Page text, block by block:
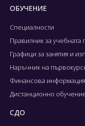
ОБУЧЕНИЕ
Специалности
Правилник за учебната
Графици за занятия и
Наръчник на
Финансова информация
Дистанционно
СДО